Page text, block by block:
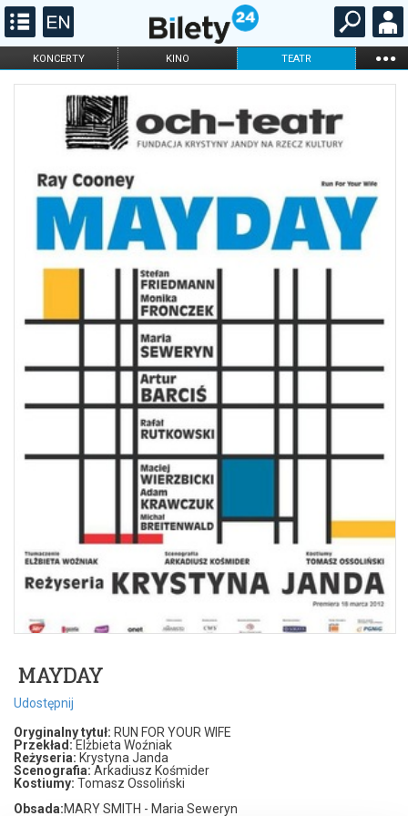
KONCERTY KINO TEATR ...
FILHARMONIA OPERA I BALET
DLA DZIECI
ONLINE KARNETY
MAYDAY
Udostępnij
Oryginalny tytuł: RUN FOR YOUR WIFE
Przekład: Elżbieta Woźniak
Reżyseria: Krystyna Janda
Scenografia: Arkadiusz Kośmider
Kostiumy: Tomasz Ossoliński
Obsada:MARY SMITH - Maria Seweryn